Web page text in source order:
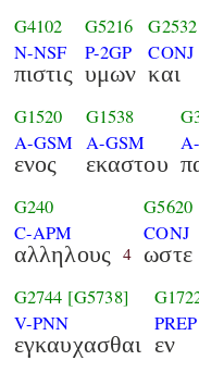
G4102
N-NSF
πιστις
G5216
P-2GP
υμων
G2532
CONJ
και
G1520
A-GSM
ενος
G1538
A-GSM
εκαστου
G240
C-APM
αλληλους 4
G5620
CONJ
ωστε
G2744 [G5738]
V-PNN
εγκαυχασθαι
PREP
εν